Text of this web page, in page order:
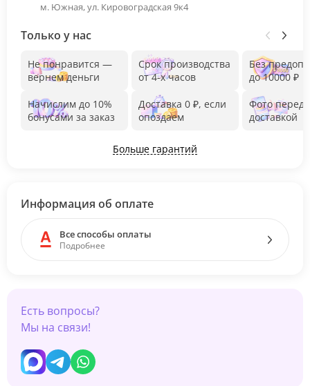
м. Южная, ул. Кировоградская 9к4
Только у нас
Не понравится —
вернем деньги
Начислим до 10%
бонусами за заказ
Срок производства
от 4-х часов
Доставка 0 ₽, если
опоздаем
Без
до 10000 ₽
Фото перед
доставкой
Больше гарантий
Информация об оплате
Все способы оплаты
Подробнее
Есть вопросы?
Мы на связи!